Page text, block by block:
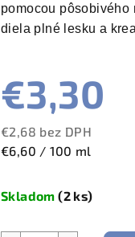
pomocou
diela plné lesku a
€3,30
€2,68 bez DPH
Jednotková
€6,60 / 100 ml
Skladom(2 ks)